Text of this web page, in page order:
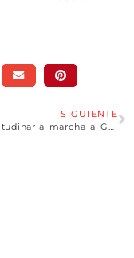
SIGUIENTE